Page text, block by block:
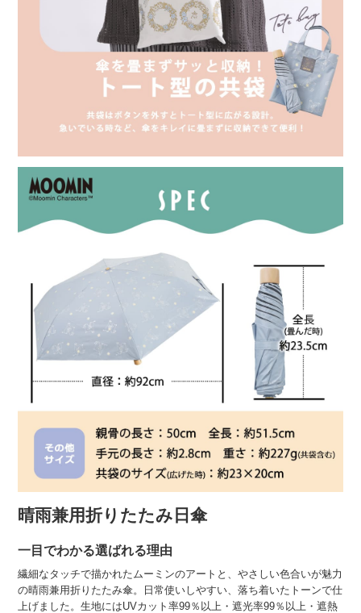
晴雨兼用折りたたみ日傘
一目でわかる選ばれる理由
繊細なタッチで描かれたムーミンのアートと、やさしい色合いが魅力
の晴雨兼用折りたたみ傘。日常使いしやすい、落ち着いたトーンで仕
上げました。生地にはUVカット率99％以上・遮光率99％以上・遮熱